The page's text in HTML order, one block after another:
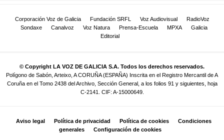
Corporación Voz de Galicia Fundación SRFL Voz Audiovisual
RadioVoz
Sondaxe
Canalvoz Voz Natura Prensa-Escuela MPXA
Galicia
Editorial
© Copyright LA VOZ DE GALICIA S.A. Todos los derechos reservados.
Polígono de Sabón, Arteixo, A CORUÑA (ESPAÑA) Inscrita en el Registro Mercantil de A
Coruña en el Tomo 2438 del Archivo, Sección General, a los folios 91 y siguientes, hoja
C-2141. CIF: A-15000649.
Aviso legal Política de privacidad Política de cookies
Condiciones
generales
Configuración de cookies